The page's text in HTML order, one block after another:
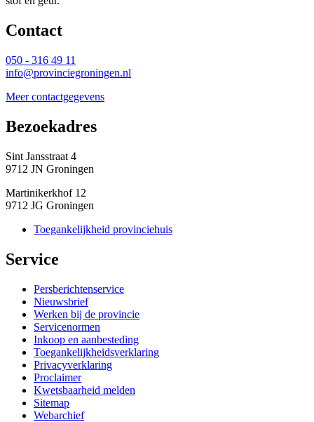
Contact
050 - 316 49 11
info@provinciegroningen.nl
Meer contactgegevens
Bezoekadres
Sint Jansstraat 4
9712 JN Groningen
Martinikerkhof 12
9712 JG Groningen
Toegankelijkheid provinciehuis
Service
Persberichtenservice
Nieuwsbrief
Werken bij de provincie
Servicenormen
Inkoop en aanbesteding
Toegankelijkheidsverklaring
Privacyverklaring
Proclaimer
Kwetsbaarheid melden
Sitemap
Webarchief